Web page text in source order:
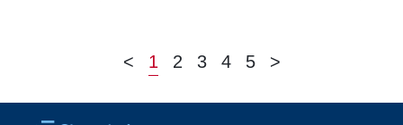
< 1 2 3 4 5 >